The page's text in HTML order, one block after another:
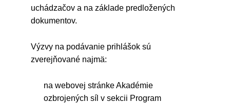
uchádzačov a na základe predložených
dokumentov.
Výzvy na podávanie prihlášok sú
zverejňované najmä:
na webovej stránke Akadémie
ozbrojených síl v sekcii Program